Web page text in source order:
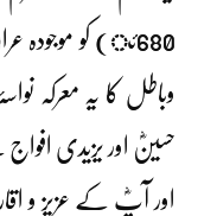
680ئ) کو موجودہ
وباطل کا یہ معرکہ
حسینؓ اور یزیدی
اور آپؓ کے عزیز و